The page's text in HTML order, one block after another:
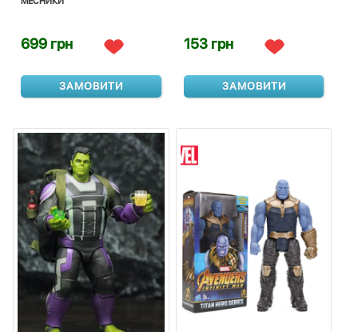
699 грн
ЗАМОВИТИ
153 грн
ЗАМОВИТИ